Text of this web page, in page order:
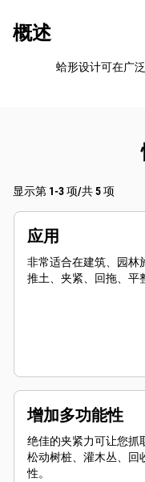
概述
蛤形设计可在广
显示第 1-3 项/共 5 项
应用
非常适合在建筑、园林
推土、夹紧、回拖、平
增加多功能性
绝佳的夹紧力可让您抓
松动树桩、灌木丛、回
性。